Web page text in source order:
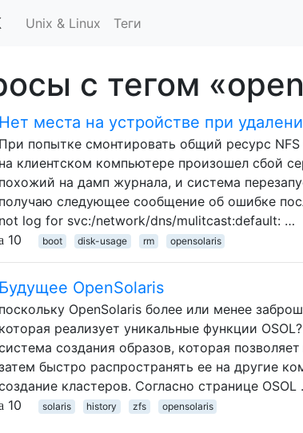
Unix & Linux Теги
с тегом
Нет места на устройстве при
При попытке смонтировать общий ресурс
на клиентском компьютере произошел сбой
похожий на дамп журнала, и система
получаю следующее сообщение об ошибке
not log for svc:/network/dns/mulitcast:default: …
10
boot disk-usage rm opensolaris
Будущее OpenSolaris
поскольку OpenSolaris более или менее
которая реализует уникальные функции
создания образов, которая
быстро распространять ее на другие
кластеров. Согласно странице OSOL
10
solaris history zfs opensolaris